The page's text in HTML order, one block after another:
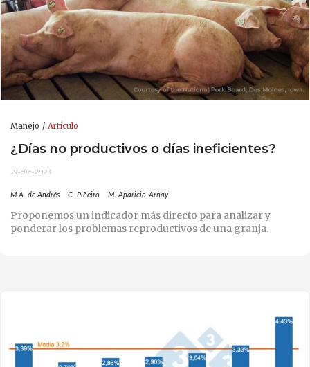
Manejo Artículo
¿Días no productivos o días ineficientes?
21-dic-2023
M.A. de Andrés C. Piñeiro M. Aparicio-Arnay
Proponemos un indicador más directo para analizar y
ponderar los problemas reproductivos de una granja.